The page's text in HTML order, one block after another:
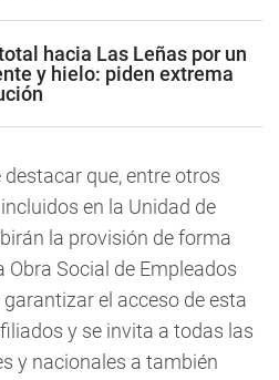
hacia Las Leñas por un
y hielo: piden extrema
que, entre otros
en la Unidad de
la provisión de forma
Obra Social de Empleados
el acceso de esta
y se invita a todas las
y nacionales a también